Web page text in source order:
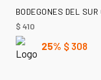
BODEGONES DEL
$410
25% $ 308